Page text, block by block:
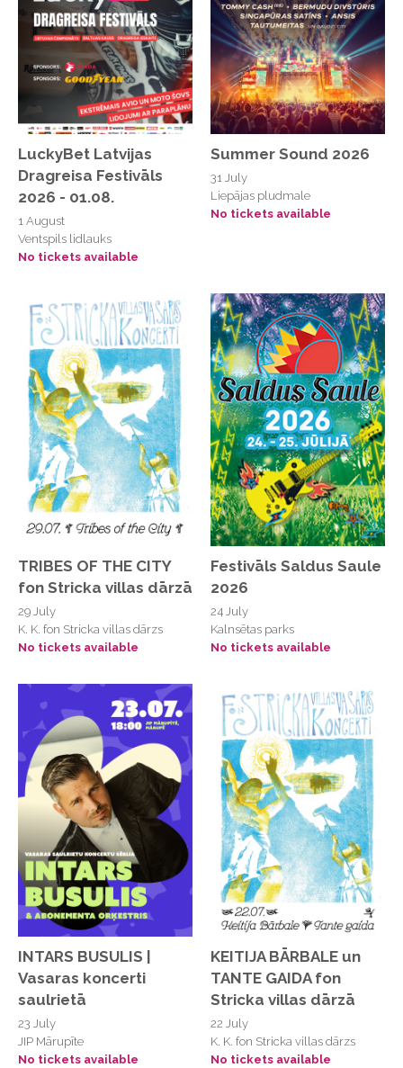
2026-05-14 14:52:38
2026-05-23 20:30:00
2026-05-29 15:09:03
2026-06-03 13:14:52
2026-07-21 20:20:57
2026-08-01 19:30:00
2026-08-07 13:15:34
Abgunstes muiža
Aizkraukles kultūras nams
Alūksnes kultūras centrs
Andrejostas kvartāls
Arēna Rīga stāvlaukums, Skanstes iela 21
Atpūtas komplekss Rezidence Kurzeme
Atpūtas un Sporta Komplekss "Ungurmalas"
ATTA CENTRE
ATTA CENTRE
BAMS Pool House
Bauskas Svētā Gara baznīca
Bauskas Svētā Gara evaņģēliski luteriskā
baznīca
Biķernieku trase
Biķernieku trase
Brenguļu autotrase
Brenguļu autotrase
Bulduru dārzniecība
Cafe Film Noir
Cēsu Svētā Jāņa evaņģēliski luteriskā
baznīca
Cēsu Svētā Jāņa evaņģēliski luteriskā
baznīca
Cīravas Kultūras dzirnavas
Citi Krasti Eco SPA Residence
Daugavas Sporta Nams
LuckyBet Latvijas
Dragreisa Festivāls
2026 - 01.08.
1 August
Ventspils lidlauks
No tickets available
Summer Sound 2026
31 July
Liepājas pludmale
No tickets available
TRIBES OF THE CITY
fon Stricka villas dārzā
29 July
K. K. fon Stricka villas dārzs
No tickets available
Festivāls Saldus Saule
2026
24 July
Kalnsētas parks
No tickets available
INTARS BUSULIS |
Vasaras koncerti
saulrietā
23 July
JIP Mārupīte
No tickets available
KEITIJA BĀRBALE un
TANTE GAIDA fon
Stricka villas dārzā
22 July
K. K. fon Stricka villas dārzs
No tickets available